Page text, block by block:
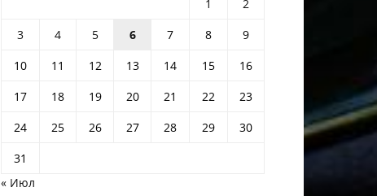
1
2
3
4 5 6 7 8
9
10
11 12 13 14 15
16
17
18 19 20 21 22
23
24
25 26 27 28 29
30
31
« Июл